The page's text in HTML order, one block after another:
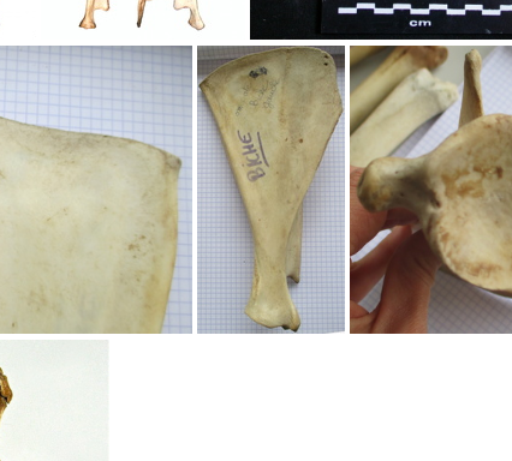
Scapula droite Scapula et coxal
G lat3